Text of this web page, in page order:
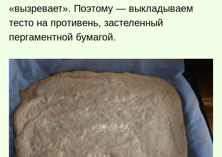
«вызревает». Поэтому — выкладываем
тесто на противень, застеленный
пергаментной бумагой.